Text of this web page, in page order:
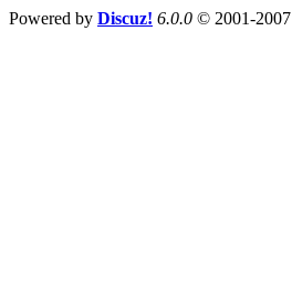
Powered by Discuz! 6.0.0 © 2001-2007